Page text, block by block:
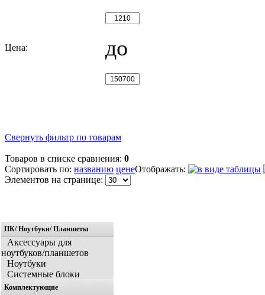
Цена: до
Свернуть фильтр по товарам
Товаров в списке сравнения: 0
Сортировать по: названию ценеОтображать:
Элементов на странице:
1 2 3 4 5 6 7 8 9 10 11
ПК/ Ноутбуки/ Планшеты
Аксессуары для
ноутбуков/планшетов
Ноутбуки
Системные блоки
Комплектующие